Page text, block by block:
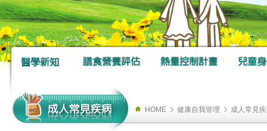
HOME 健康自我管理 成人常見